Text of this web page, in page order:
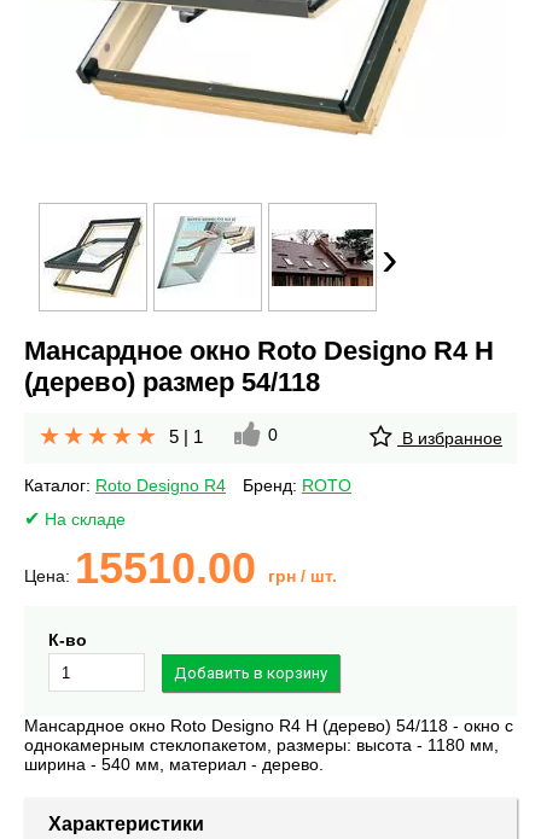
›
Мансардное окно Roto Designo R4 H
(дерево) размер 54/118
5 | 1 0 В избранное
Каталог: Roto Designo R4 Бренд: ROTO
На складе
Цена: 15510.00 грн / шт.
К-во
Мансардное окно Roto Designo R4 H (дерево) 54/118 - окно с
однокамерным стеклопакетом, размеры: высота - 1180 мм,
ширина - 540 мм, материал - дерево.
Характеристики